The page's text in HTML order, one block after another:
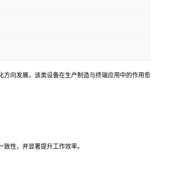
向发展，该类设备在生产制造与终端应用中的作用愈
性，并显著提升工作效率。